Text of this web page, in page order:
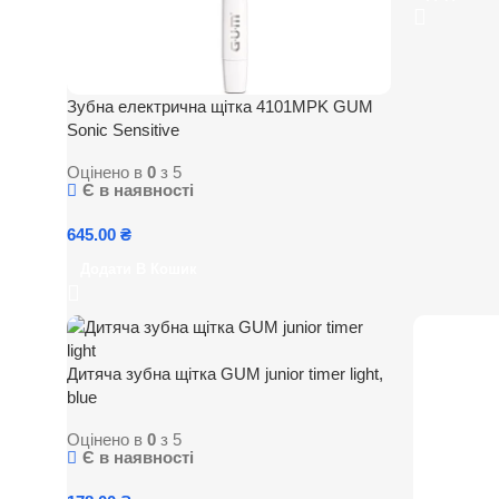
Зубна електрична щітка 4101MPK GUM
Sonic Sensitive
Оцінено в 0 з 5
Є в наявності
645.00 ₴
Дитяча зубна щітка GUM junior timer light,
blue
Оцінено в 0 з 5
Є в наявності